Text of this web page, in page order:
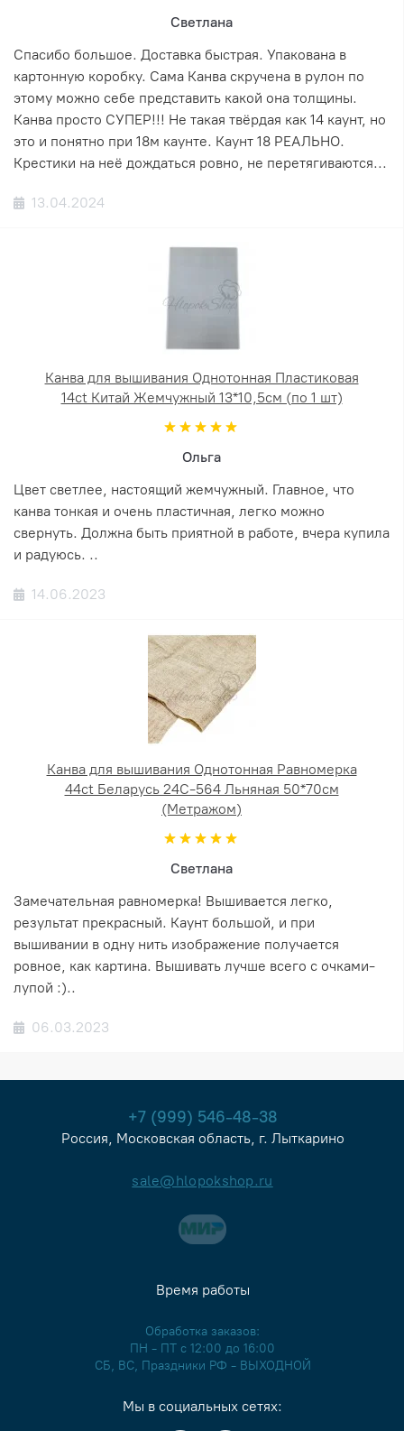
Светлана
Спасибо большое. Доставка быстрая. Упакована в
картонную коробку. Сама Канва скручена в рулон по
этому можно себе представить какой она толщины.
Канва просто СУПЕР!!! Не такая твёрдая как 14 каунт, но
это и понятно при 18м каунте. Каунт 18 РЕАЛЬНО.
Крестики на неё дождаться ровно, не перетягиваются...
13.04.2024
Канва для вышивания Однотонная Пластиковая
14ct Китай Жемчужный 13*10,5см (по 1 шт)
Ольга
Цвет светлее, настоящий жемчужный. Главное, что
канва тонкая и очень пластичная, легко можно
свернуть. Должна быть приятной в работе, вчера купила
и радуюсь. ..
14.06.2023
Канва для вышивания Однотонная Равномерка
44ct Беларусь 24С-564 Льняная 50*70см
(Метражом)
Светлана
Замечательная равномерка! Вышивается легко,
результат прекрасный. Каунт большой, и при
вышивании в одну нить изображение получается
ровное, как картина. Вышивать лучше всего с очками-
лупой :)..
06.03.2023
+7 (999) 546-48-38
Россия, Московская область, г. Лыткарино
sale@hlopokshop.ru
Время работы
Обработка заказов:
ПН - ПТ с 12:00 до 16:00
СБ, ВС, Праздники РФ - ВЫХОДНОЙ
Мы в социальных сетях: